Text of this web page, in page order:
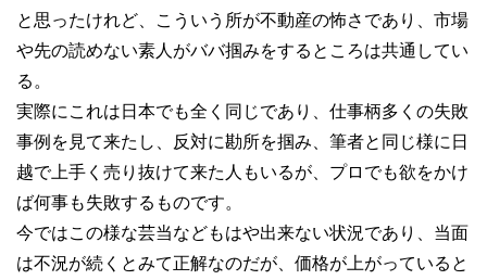
と思ったけれど、こういう所が不動産の怖さであり、市場
や先の読めない素人がババ掴みをするところは共通してい
る。
実際にこれは日本でも全く同じであり、仕事柄多くの失敗
事例を見て来たし、反対に勘所を掴み、筆者と同じ様に日
越で上手く売り抜けて来た人もいるが、プロでも欲をかけ
ば何事も失敗するものです。
今ではこの様な芸当などもはや出来ない状況であり、当面
は不況が続くとみて正解なのだが、価格が上がっていると